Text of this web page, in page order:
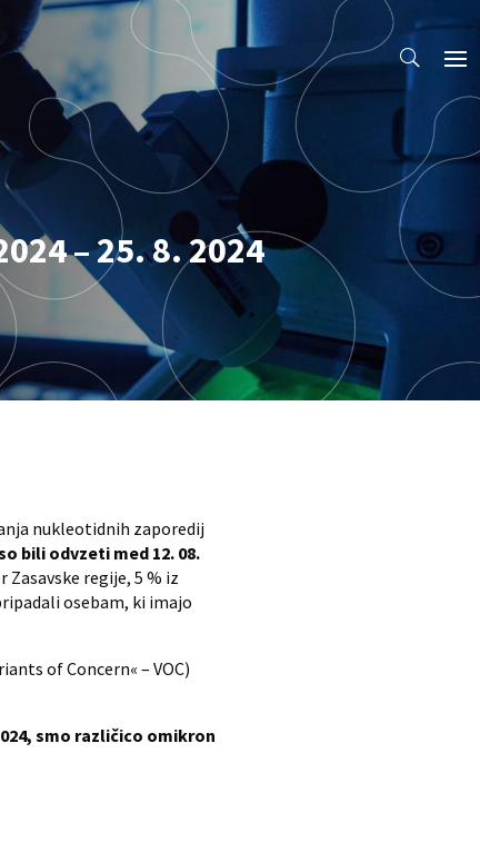
– 25. 8. 2024
nukleotidnih zaporedij
bili odvzeti med 12. 08.
regije, 5 % iz
osebam, ki imajo
of Concern« – VOC)
smo različico omikron